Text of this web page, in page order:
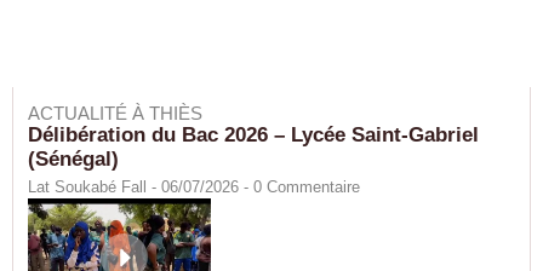
ACTUALITÉ À THIÈS
Délibération du Bac 2026 – Lycée Saint-Gabriel
(Sénégal)
Lat Soukabé Fall - 06/07/2026 - 0 Commentaire